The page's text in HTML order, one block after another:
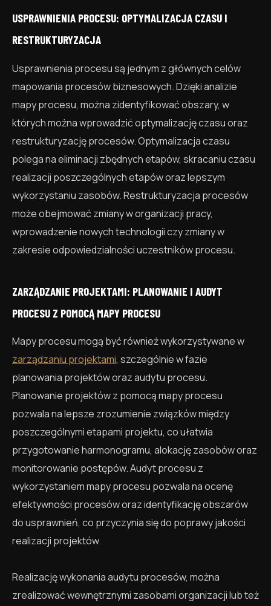
USPRAWNIENIA PROCESU: OPTYMALIZACJA CZASU I
RESTRUKTURYZACJA
Usprawnienia procesu są jednym z głównych celów
mapowania procesów biznesowych. Dzięki analizie
mapy procesu, można zidentyfikować obszary, w
których można wprowadzić optymalizację czasu oraz
restrukturyzację procesów. Optymalizacja czasu
polega na eliminacji zbędnych etapów, skracaniu czasu
realizacji poszczególnych etapów oraz lepszym
wykorzystaniu zasobów. Restrukturyzacja procesów
może obejmować zmiany w organizacji pracy,
wprowadzenie nowych technologii czy zmiany w
zakresie odpowiedzialności uczestników procesu.
ZARZĄDZANIE PROJEKTAMI: PLANOWANIE I AUDYT
PROCESU Z POMOCĄ MAPY PROCESU
Mapy procesu mogą być również wykorzystywane w
zarządzaniu projektami, szczególnie w fazie
planowania projektów oraz audytu procesu.
Planowanie projektów z pomocą mapy procesu
pozwala na lepsze zrozumienie związków między
poszczególnymi etapami projektu, co ułatwia
przygotowanie harmonogramu, alokację zasobów oraz
monitorowanie postępów. Audyt procesu z
wykorzystaniem mapy procesu pozwala na ocenę
efektywności procesów oraz identyfikację obszarów
do usprawnień, co przyczynia się do poprawy jakości
realizacji projektów.
Realizację wykonania audytu procesów, można
zrealizować wewnętrznymi zasobami organizacji lub też